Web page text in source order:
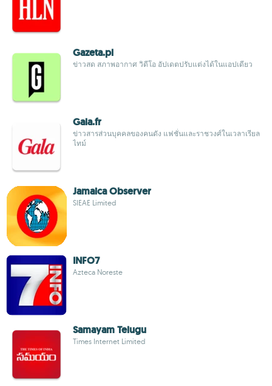
Gazeta.pl
ข่าวสด สภาพอากาศ วิดีโอ อัปเดตปรับแต่งได้ในแอปเดียว
Gala.fr
ข่าวสารส่วนบุคคลของคนดัง แฟชั่นและราชวงศ์ในเวลาเรียล
ไทม์
Jamaica Observer
SIEAE Limited
INFO7
Azteca Noreste
Samayam Telugu
Times Internet Limited